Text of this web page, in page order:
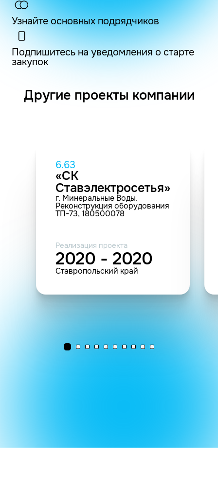
Узнайте основных подрядчиков
Подпишитесь на уведомления о старте
закупок
Другие проекты компании
6.63
«СК
Ставэлектросетья»
г. Минеральные Воды.
Реконструкция оборудования
ТП-73, 180500078
Реализация проекта
2020 - 2020
Ставропольский край